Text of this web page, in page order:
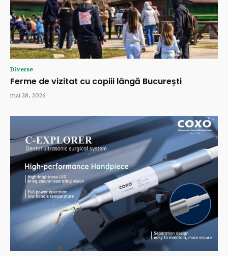
Diverse
Ferme de vizitat cu copiii lângă București
mai 28, 2026